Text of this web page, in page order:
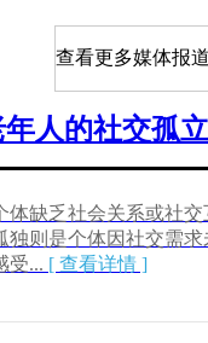
查看更多媒体报道
人的社交孤立
体缺乏社会关系或社
独则是个体因社交需
受... [ 查看详情 ]